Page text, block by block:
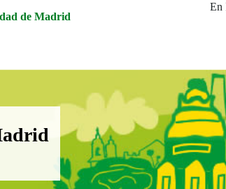
de Madrid
En
de Madrid